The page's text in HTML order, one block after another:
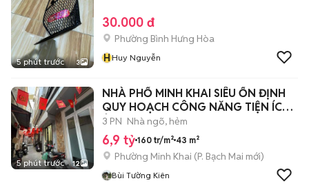
5 phút trước 3
30.000 đ
Phường Bình Hưng Hòa
HHuy Nguyễn
5 phút trước 12
NHÀ PHỐ MINH KHAI SIÊU ỔN ĐỊNH
QUY HOẠCH CÔNG NĂNG TIỆN ÍCH
Ở NGAY.
3 PN Nhà ngõ, hẻm
6,9 tỷ 160 tr/m² 43 m²
Phường Minh Khai (P. Bạch Mai mới)
Bùi Tường Kiên